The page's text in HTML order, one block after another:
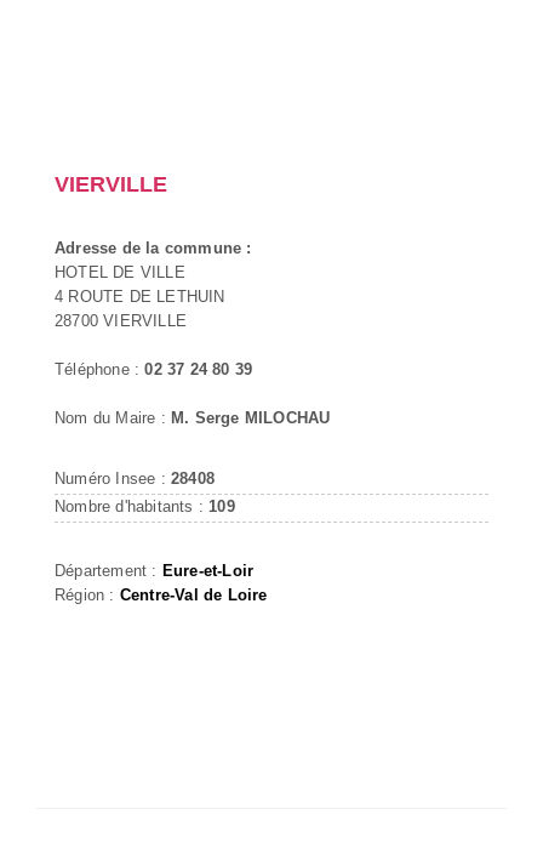
VIERVILLE
Adresse de la commune :
HOTEL DE VILLE
4 ROUTE DE LETHUIN
28700 VIERVILLE
Téléphone :02 37 24 80 39
Nom du Maire : M. Serge MILOCHAU
Numéro Insee : 28408
Nombre d'habitants : 109
Département : Eure-et-Loir
Région : Centre-Val de Loire